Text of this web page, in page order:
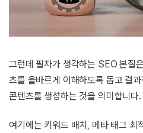
그런데 필자가 생각하는 SEO 본질
츠를 올바르게 이해하도록 돕고 결
콘텐츠를 생성하는 것을 의미합니다.
여기에는 키워드 배치, 메타 태그 최